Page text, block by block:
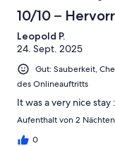
10/10 –
Leopold P.
24. Sept. 2025
Gut: Sauberkeit,
des Onlineauftritts
It was a very nice stay
Aufenthalt von 2
0